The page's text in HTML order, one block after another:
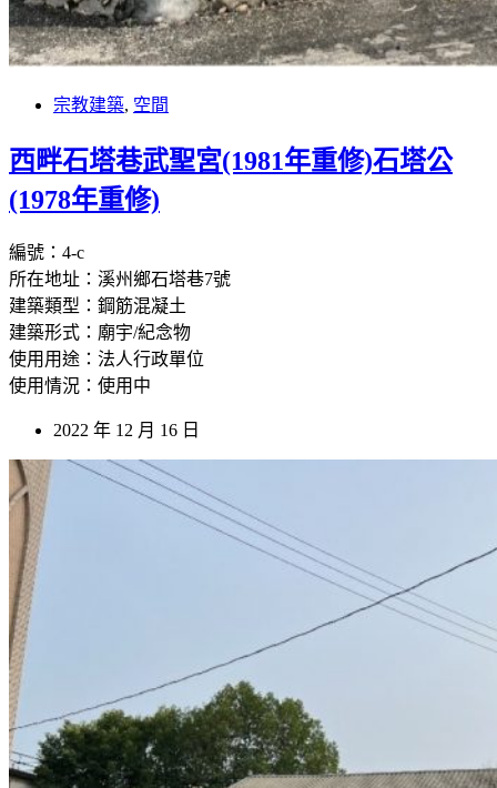
宗教建築, 空間
西畔石塔巷武聖宮(1981年重修)石塔公
(1978年重修)
編號：4-c
所在地址：溪州鄉石塔巷7號
建築類型：鋼筋混凝土
建築形式：廟宇/紀念物
使用用途：法人行政單位
使用情況：使用中
2022 年 12 月 16 日